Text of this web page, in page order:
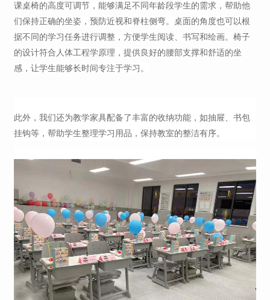
课桌椅的高度可调节，能够满足不同年龄段学生的需求，帮助他
们保持正确的坐姿，预防近视和脊柱侧弯。桌面的角度也可以根
据不同的学习任务进行调整，方便学生阅读、书写和绘画。椅子
的设计符合人体工程学原理，提供良好的腰部支撑和舒适的坐
感，让学生能够长时间专注于学习。
此外，我们还为教学家具配备了丰富的收纳功能，如抽屉、书包
挂钩等，帮助学生整理学习用品，保持教室的整洁有序。